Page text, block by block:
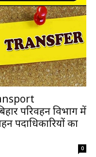
परिवहन विभाग में
पदाधिकारियों का
0